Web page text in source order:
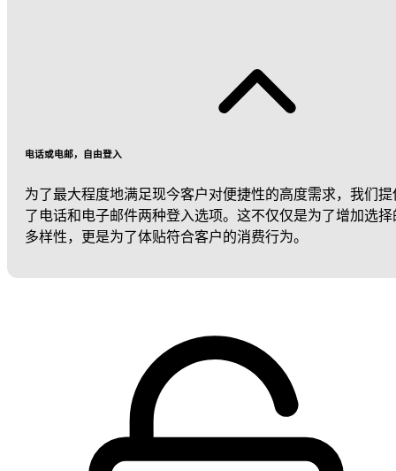
电话或电邮，自由登入
为了最大程度地满足现今客户对便捷性的高度需求，我们提
了电话和电子邮件两种登入选项。这不仅仅是为了增加选择
多样性，更是为了体贴符合客户的消费行为。